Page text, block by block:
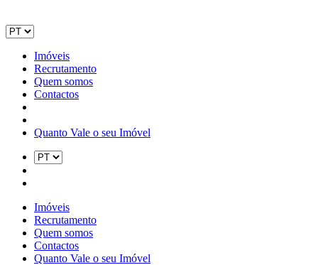
Imóveis
Recrutamento
Quem somos
Contactos
Quanto Vale o seu Imóvel
Imóveis
Recrutamento
Quem somos
Contactos
Quanto Vale o seu Imóvel